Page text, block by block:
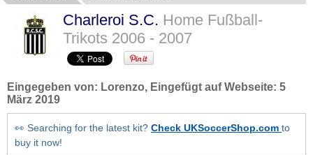
Charleroi S.C. Home Fußball-
Trikots 2006 - 2007
Eingegeben von: Lorenzo, Eingefügt auf Webseite: 5
März 2019
👀 Searching for the latest kit? Check UKSoccerShop.com to
buy it now!